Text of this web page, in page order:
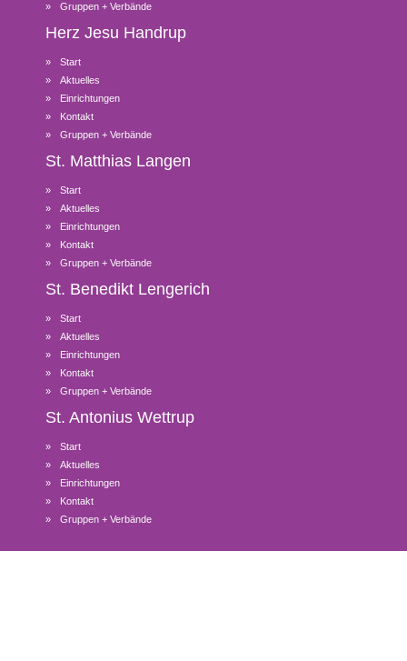
Gruppen + Verbände
Herz Jesu Handrup
Start
Aktuelles
Einrichtungen
Kontakt
Gruppen + Verbände
St. Matthias Langen
Start
Aktuelles
Einrichtungen
Kontakt
Gruppen + Verbände
St. Benedikt Lengerich
Start
Aktuelles
Einrichtungen
Kontakt
Gruppen + Verbände
St. Antonius Wettrup
Start
Aktuelles
Einrichtungen
Kontakt
Gruppen + Verbände